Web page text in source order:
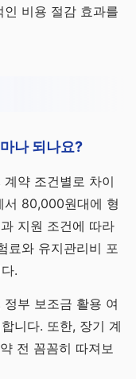
비용 절감 효과를
나 되나요?
약 조건별로 차이
서 80,000원대에 형
지원 조건에 따라
료와 유지관리비 포
.
부 보조금 활용 여
니다. 또한, 장기 계
전 꼼꼼히 따져보